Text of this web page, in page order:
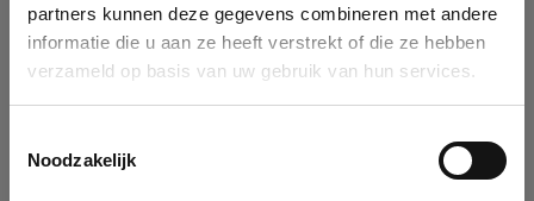
partners kunnen deze gegevens combineren met andere
informatie die u aan ze heeft verstrekt of die ze hebben
verzameld op basis van uw gebruik van hun services.
Noodzakelijk
You can search a company in our database by name, VAT or
enterprise ID. When a company is selected it will auto-complete the
form. If you don't find your company in our database, you can create
Ok